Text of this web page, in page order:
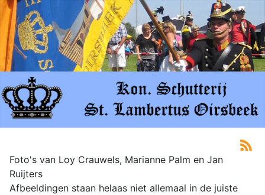
Foto's van Loy Crauwels, Marianne Palm en Jan
Ruijters
Afbeeldingen staan helaas niet allemaal in de juiste